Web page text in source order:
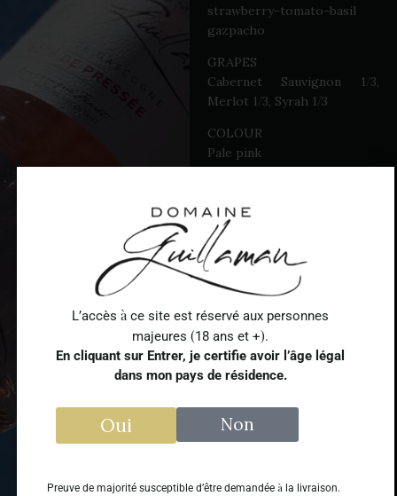
strawberry-tomato-basil
gazpacho
GRAPES
Cabernet Sauvignon 1 3,
Merlot 1 3, Syrah 1 3
COLOUR
Pale pink
Intense and fresh nose, with
a dominant expression of
grapefruit, strawberry and a
hint of spices.
TASTE
Fresh attack with a fruity
bouquet and roundness in
the finish.
AGRICULTURE
High Environmental Value
level 3 certified
L’accès àce site est réservé aux personnes
majeures (18 ans et +).
En cliquant sur Entrer, je certifie avoir l’âge légal
dans mon pays de résidence.
Oui Non
Preuve de majorité susceptible d’être demandéeà la livraison.